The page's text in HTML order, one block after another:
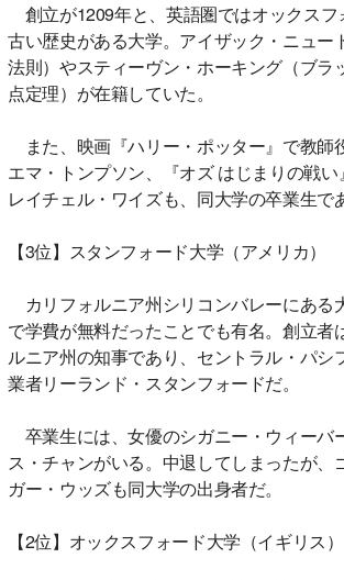
創立が1209年と、英語圏ではオックスフ
古い歴史がある大学。アイザック・ニュー
法則）やスティーヴン・ホーキング（ブラ
点定理）が在籍していた。
また、映画『ハリー・ポッター』で教師
エマ・トンプソン、『オズ はじまりの戦
レイチェル・ワイズも、同大学の卒業生で
【3位】スタンフォード大学（アメリカ）
カリフォルニア州シリコンバレーにある
で学費が無料だったことでも有名。創立者
ルニア州の知事であり、セントラル・パシ
業者リーランド・スタンフォードだ。
卒業生には、女優のシガニー・ウィーバ
ス・チャンがいる。中退してしまったが、
ガー・ウッズも同大学の出身者だ。
【2位】オックスフォード大学（イギリス）